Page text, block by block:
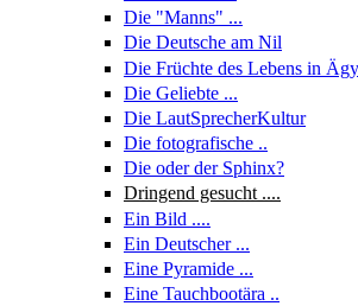
Die "Manns" ...
Die Deutsche am Nil
Die Früchte des Lebens in
Die Geliebte ...
Die LautSprecherKultur
Die fotografische ..
Die oder der Sphinx?
Dringend gesucht ....
Ein Bild ....
Ein Deutscher ...
Eine Pyramide ...
Eine Tauchbootära ..